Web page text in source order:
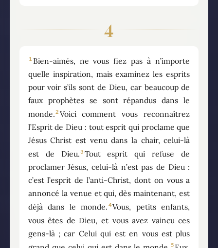
4
1 Bien-aimés, ne vous fiez pas à n’importe
quelle inspiration, mais examinez les esprits
pour voir s’ils sont de Dieu, car beaucoup de
faux prophètes se sont répandus dans le
monde.2 Voici comment vous reconnaîtrez
l’Esprit de Dieu : tout esprit qui proclame que
Jésus Christ est venu dans la chair, celui-là
est de Dieu.3 Tout esprit qui refuse de
proclamer Jésus, celui-là n’est pas de Dieu :
c’est l’esprit de l’anti-Christ, dont on vous a
annoncé la venue et qui, dès maintenant, est
déjà dans le monde. 4Vous, petits enfants,
vous êtes de Dieu, et vous avez vaincu ces
gens-là ; car Celui qui est en vous est plus
5